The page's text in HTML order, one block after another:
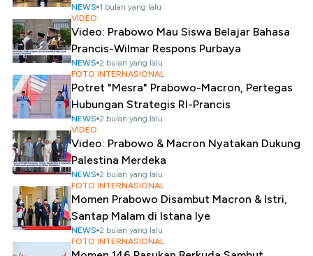
NEWS 1 bulan yang lalu
VIDEO
Video: Prabowo Mau Siswa Belajar Bahasa
Prancis-Wilmar Respons Purbaya
NEWS 2 bulan yang lalu
FOTO INTERNASIONAL
Potret "Mesra" Prabowo-Macron, Pertegas
Hubungan Strategis RI-Prancis
NEWS 2 bulan yang lalu
VIDEO
Video: Prabowo & Macron Nyatakan Dukung
Palestina Merdeka
NEWS 2 bulan yang lalu
FOTO INTERNASIONAL
Momen Prabowo Disambut Macron & Istri,
Santap Malam di Istana Iye
NEWS 2 bulan yang lalu
FOTO INTERNASIONAL